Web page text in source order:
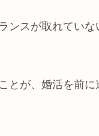
ンスが取れてい
ことが、婚活を前